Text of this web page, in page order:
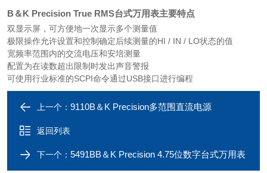
B＆K Precision True RMS台式万用表主要特点
双显示屏，可方便地一次显示多个测量值
极限操作允许设置和控制确定后续测量的HI / IN / LO状态的值
宽频率范围内的交流电压和安培测量
配置为在读数超出限制时发出声音警报
可使用行业标准的SCPI命令通过USB接口进行编程
上一个： 9110B＆K Precision多范围直流电源
返回列表
下一个： 5491BB＆K Precision 4.75位数字台式万用表